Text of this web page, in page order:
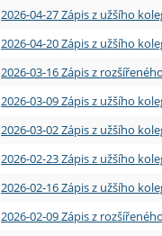
Absolventi fakulty
Vyjíždějící zaměstnanci
2026-04-27 Zápis z užšího
2026-04-20 Zápis z užšího
2026-03-16 Zápis z
2026-03-09 Zápis z užšího
2026-03-02 Zápis z užšího
2026-02-23 Zápis z užšího
2026-02-16 Zápis z užšího
2026-02-09 Zápis z